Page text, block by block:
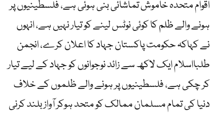
اقوام متحدہ خاموش تماشائی بنی ہوئی ہے، فلسطینیوں پر
ہونے والے ظلم کا کوئی نوٹس لینے کو تیار نہیں ہے، انہوں
نے کہاکہ حکومت پاکستان جہاد کا اعلان کرے، انجمن
طلبااسلام ایک لاکھ سے زائد نوجوانوں کو جہاد کے لیے تیار
کر چکی ہے، فلسطینیوں پر ہونے والے ظلموں کے خلاف
دنیا کی تمام مسلمان ممالک کو متحد ہوکر آواز بلند کرنی